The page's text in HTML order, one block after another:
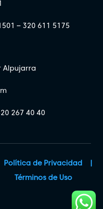
– 320 611 5175
Alpujarra
267 40 40
Política de Privacidad
Términos de Uso